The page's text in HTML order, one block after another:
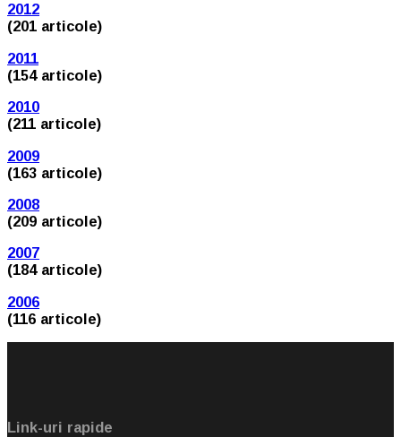
2012
(201 articole)
2011
(154 articole)
2010
(211 articole)
2009
(163 articole)
2008
(209 articole)
2007
(184 articole)
2006
(116 articole)
Link-uri rapide